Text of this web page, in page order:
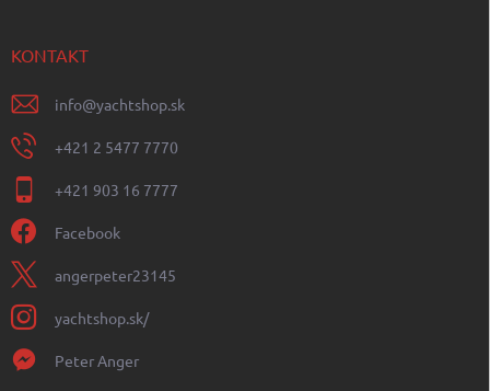
KONTAKT
info@yachtshop.sk
+421 2 5477 7770
+421 903 16 7777
Facebook
angerpeter23145
yachtshop.sk/
Peter Anger